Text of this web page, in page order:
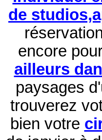
de
encore
ailleurs
paysages
trouverez
bien votre